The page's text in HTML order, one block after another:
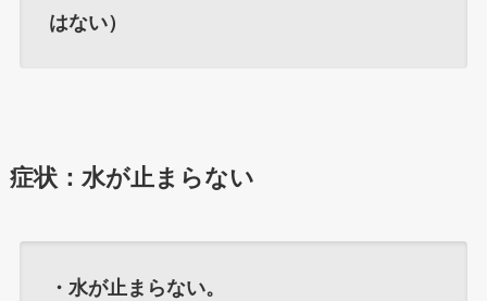
はない）
症状：水が止まらない
・ 水が止まらない。